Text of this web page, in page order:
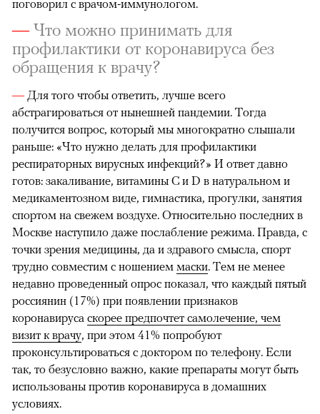
00:00
поговорил с врачом-иммунологом.
—Что можно принимать для
профилактики от коронавируса без
обращения к врачу?
— Для того чтобы ответить, лучше всего
абстрагироваться от нынешней пандемии. Тогда
получится вопрос, который мы многократно слышали
раньше: «Что нужно делать для профилактики
респираторных вирусных инфекций?» И ответ давно
готов: закаливание, витамины С и D в натуральном и
медикаментозном виде, гимнастика, прогулки, занятия
спортом на свежем воздухе. Относительно последних в
Москве наступило даже послабление режима. Правда, с
точки зрения медицины, да и здравого смысла, спорт
трудно совместим с ношением маски. Тем не менее
недавно проведенный опрос показал, что каждый пятый
россиянин (17%) при появлении признаков
коронавируса скорее предпочтет самолечение, чем
визит к врачу, при этом 41% попробуют
проконсультироваться с доктором по телефону. Если
так, то безусловно важно, какие препараты могут быть
использованы против коронавируса в домашних
условиях.